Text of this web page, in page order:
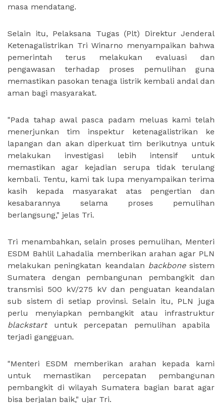
masa mendatang.
Selain itu, Pelaksana Tugas (Plt) Direktur Jenderal
Ketenagalistrikan Tri Winarno menyampaikan bahwa
pemerintah terus melakukan evaluasi dan
pengawasan terhadap proses pemulihan guna
memastikan pasokan tenaga listrik kembali andal dan
aman bagi masyarakat.
"Pada tahap awal pasca padam meluas kami telah
menerjunkan tim inspektur ketenagalistrikan ke
lapangan dan akan diperkuat tim berikutnya untuk
melakukan investigasi lebih intensif untuk
memastikan agar kejadian serupa tidak terulang
kembali. Tentu, kami tak lupa menyampaikan terima
kasih kepada masyarakat atas pengertian dan
kesabarannya selama proses pemulihan
berlangsung," jelas Tri.
Tri menambahkan, selain proses pemulihan, Menteri
ESDM Bahlil Lahadalia memberikan arahan agar PLN
melakukan peningkatan keandalan backbonesistem
Sumatera dengan pembangunan pembangkit dan
transmisi 500 kV/275 kV dan penguatan keandalan
sub sistem di setiap provinsi. Selain itu, PLN juga
perlu menyiapkan pembangkit atau infrastruktur
blackstartuntuk percepatan pemulihan apabila
terjadi gangguan.
"Menteri ESDM memberikan arahan kepada kami
untuk memastikan percepatan pembangunan
pembangkit di wilayah Sumatera bagian barat agar
bisa berjalan baik," ujar Tri.